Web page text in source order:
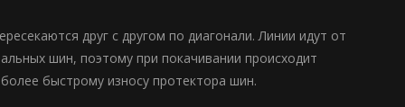
друг с другом по диагонали. Линии идут от
шин, поэтому при покачивании происходит
быстрому износу протектора шин.